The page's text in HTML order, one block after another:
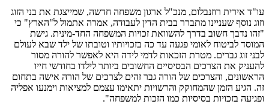
עו"ד אירית רוזנבלום, מנכ"ל ארגון משפחה חדשה, שמייצגת את בני הזוג
וזוג נוסף שעניינו מתברר בבית הדין לעבודה, אמרה אתמול ל"הארץ" כי
"זהו נדבך חשוב בדרך להשוואת זכויות המשפחה החד-מינית. גישת
המוסד לביטוח לאומי פגעה עד כה בזכויותיו וטובתו של ילד שבא לעולם
לבני זוג גברים. מטרת הזכאות לדמי לידה היא לאפשר להורה מסור
להעניק את הצרכים הבסיסיים החשובים ביותר לילדו בחודשי חייו
הראשונים, והצרכים של הורה גבר זהים לצרכים של הורה אישה בתחום
זה. הגיע הזמן שהמחוקק והרשויות יתאימו עצמם למציאות וימנעו אפליה
ופגיעה בזכויות בסיסיות כמו הזכות למשפחה".